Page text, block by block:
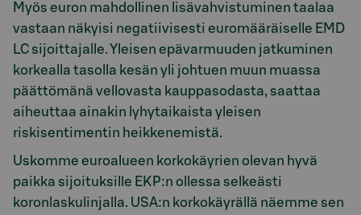
Myös euron mahdollinen lisävahvistuminen taalaa
vastaan näkyisi negatiivisesti euromääräiselle EMD
LC sijoittajalle. Yleisen epävarmuuden jatkuminen
korkealla tasolla kesän yli johtuen muun muassa
päättömänä vellovasta kauppasodasta, saattaa
aiheuttaa ainakin lyhytaikaista yleisen
riskisentimentin heikkenemistä.
Uskomme euroalueen korkokäyrien olevan hyvä
paikka sijoituksille EKP:n ollessa selkeästi
koronlaskulinjalla. USA:n korkokäyrällä näemme sen